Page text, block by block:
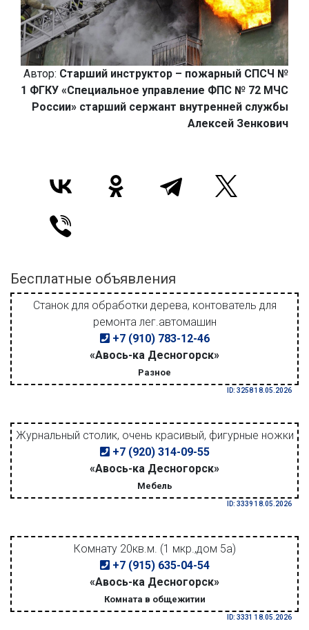
Автор: Старший инструктор – пожарный СПСЧ №
1 ФГКУ «Специальное управление ФПС № 72 МЧС
России» старший сержант внутренней службы
Алексей Зенкович
Бесплатные объявления
Станок для обработки дерева, контователь для
ремонта лег.автомашин
+7 (910) 783-12-46
«Авось-ка Десногорск»
Разное
ID: 3258 18.05.2026
Журнальный столик, очень красивый, фигурные ножки
+7 (920) 314-09-55
«Авось-ка Десногорск»
Мебель
ID: 3339 18.05.2026
Комнату 20кв.м. (1 мкр.,дом 5а)
+7 (915) 635-04-54
«Авось-ка Десногорск»
Комната в общежитии
ID: 3331 18.05.2026